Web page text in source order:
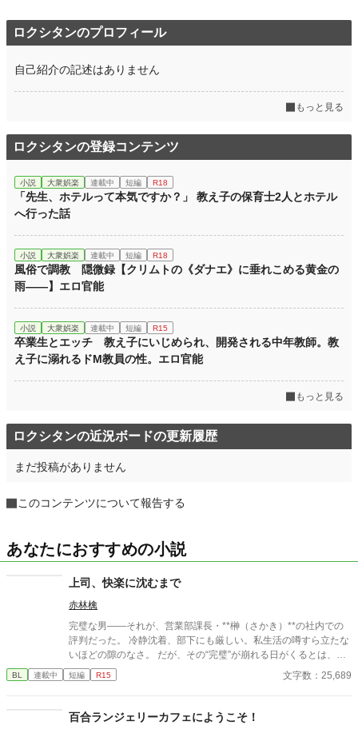
ロクシタンのプロフィール
自己紹介の記述はありません
もっと見る
ロクシタンの登録コンテンツ
小説 大衆娯楽 連載中 短編 R18
「先生、ホテルって本気ですか？」 教え子の保育士2人とホテル
へ行った話
小説 大衆娯楽 連載中 短編 R18
風俗で調教 隠微録【クリムトの《ダナエ》に垂れこめる黄金の
雨――】エロ官能
小説 大衆娯楽 連載中 短編 R15
卒業生とエッチ 教え子にいじめられ、開発される中年教師。教
え子に溺れるドM教員の性。エロ官能
もっと見る
ロクシタンの近況ボードの更新履歴
まだ投稿がありません
このコンテンツについて報告する
あなたにおすすめの小説
上司、快楽に沈むまで
赤林檎
完璧な男――それが、営業部課長・**榊（さかき）**の社内での
評判だった。 冷静沈着、部下にも厳しい。私生活の噂すら立たな
いほどの隙のなさ。 だが、その“完璧”が崩れる日がくるとは、誰
も想像していなかった。 入社三年目の篠原は、榊の直属の部下。
真面目だが強気で、どこか挑発的な笑みを浮かべる青年。 ある
原は上司に向かって、いつもの穏やかな口調を崩した。「……そ
んな顔、部下には見せないんですね」 疲労で僅かに緩んだ榊の表
BL 連載中 短編 R15 文字数：25,689
百合ランジェリーカフェにようこそ！